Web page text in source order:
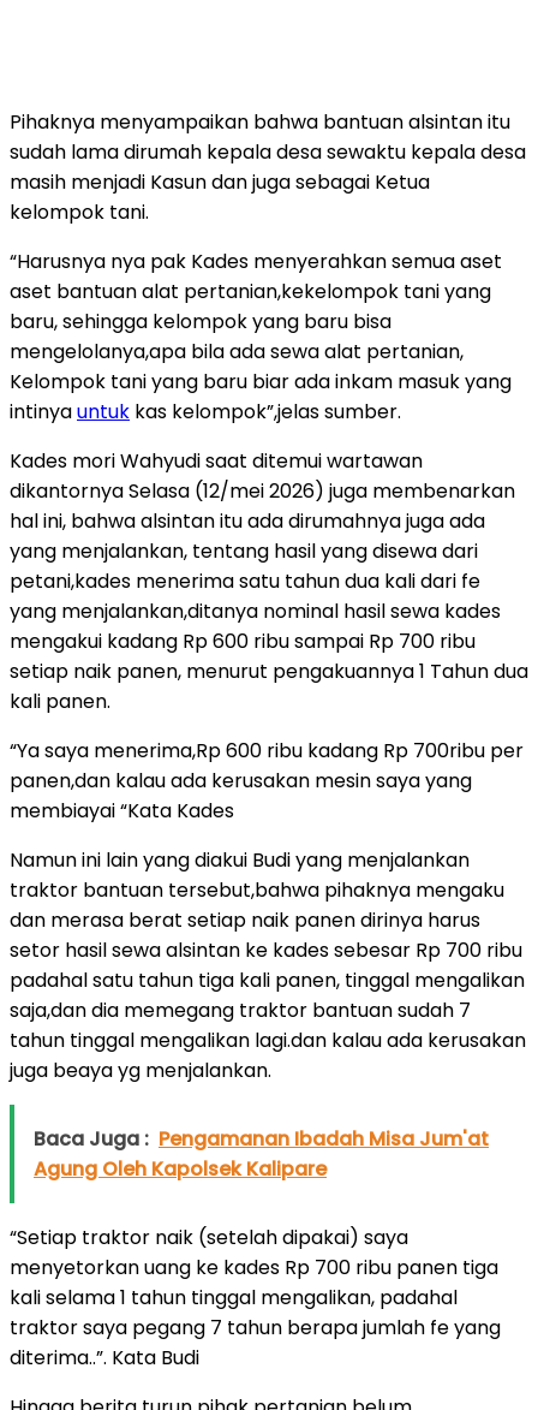
Pihaknya menyampaikan bahwa bantuan alsintan itu
sudah lama dirumah kepala desa sewaktu kepala desa
masih menjadi Kasun dan juga sebagai Ketua
kelompok tani.
“Harusnya nya pak Kades menyerahkan semua aset
aset bantuan alat pertanian,kekelompok tani yang
baru, sehingga kelompok yang baru bisa
mengelolanya,apa bila ada sewa alat pertanian,
Kelompok tani yang baru biar ada inkam masuk yang
intinyauntuk kas kelompok”,jelas sumber.
Kades mori Wahyudi saat ditemui wartawan
dikantornya Selasa (12/mei 2026) juga membenarkan
hal ini, bahwa alsintan itu ada dirumahnya juga ada
yang menjalankan, tentang hasil yang disewa dari
petani,kades menerima satu tahun dua kali dari fe
yang menjalankan,ditanya nominal hasil sewa kades
mengakui kadang Rp 600 ribu sampai Rp 700 ribu
setiap naik panen, menurut pengakuannya 1 Tahun dua
kali panen.
“Ya saya menerima,Rp 600 ribu kadang Rp 700ribu per
panen,dan kalau ada kerusakan mesin saya yang
membiayai “Kata Kades
Namun ini lain yang diakui Budi yang menjalankan
traktor bantuan tersebut,bahwa pihaknya mengaku
dan merasa berat setiap naik panen dirinya harus
setor hasil sewa alsintan ke kades sebesar Rp 700 ribu
padahal satu tahun tiga kali panen, tinggal mengalikan
saja,dan dia memegang traktor bantuan sudah 7
tahun tinggal mengalikan lagi.dan kalau ada kerusakan
juga beaya yg menjalankan.
Baca Juga : Pengamanan Ibadah Misa Jum'at
Agung Oleh Kapolsek Kalipare
“Setiap traktor naik (setelah dipakai) saya
menyetorkan uang ke kades Rp 700 ribu panen tiga
kali selama 1 tahun tinggal mengalikan, padahal
traktor saya pegang 7 tahun berapa jumlah fe yang
diterima..”. Kata Budi